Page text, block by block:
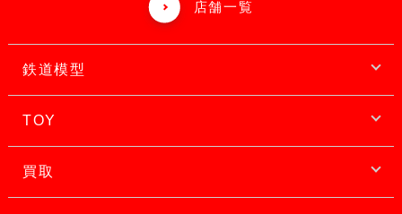
店舗一覧
鉄道模型
TOY
買取